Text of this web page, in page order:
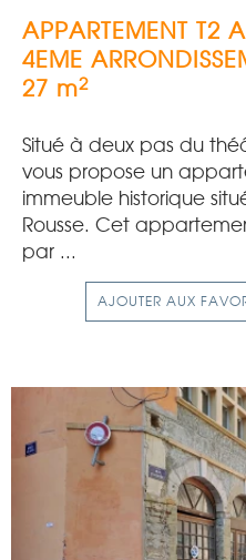
APPARTEMENT T2
4EME
27 m2
Situé à deux pas du
vous propose un
immeuble historique
Rousse. Cet
par ...
AJOUTER AUX